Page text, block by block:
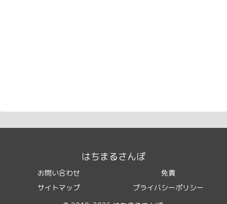
はちまるさんぽ
お問い合わせ
免責
サイトマップ
プライバシーポリシー